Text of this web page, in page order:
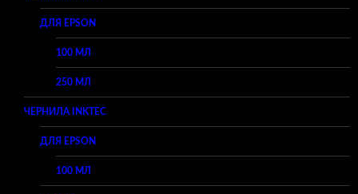
ДЛЯ EPSON
100 МЛ
250 МЛ
ЧЕРНИЛА INKTEC
ДЛЯ EPSON
100 МЛ